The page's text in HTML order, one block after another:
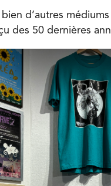
d’autres
des 50 dernières